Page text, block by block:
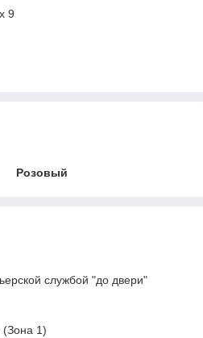
9
Розовый
службой "до двери"
(Зона 1)